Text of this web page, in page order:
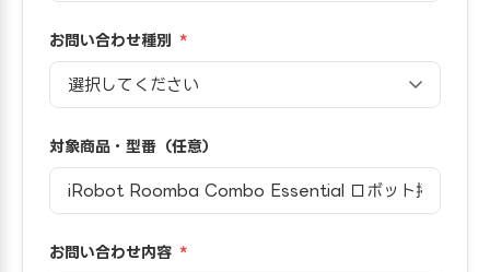
お問い合わせ種別 *
対象商品・型番（任意）
お問い合わせ内容 *